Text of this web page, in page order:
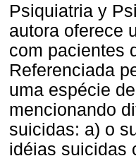
Psiquiatria y
autora oferece
com pacientes
Referenciada
uma espécie
mencionando
suicidas: a) o
idéias suicidas